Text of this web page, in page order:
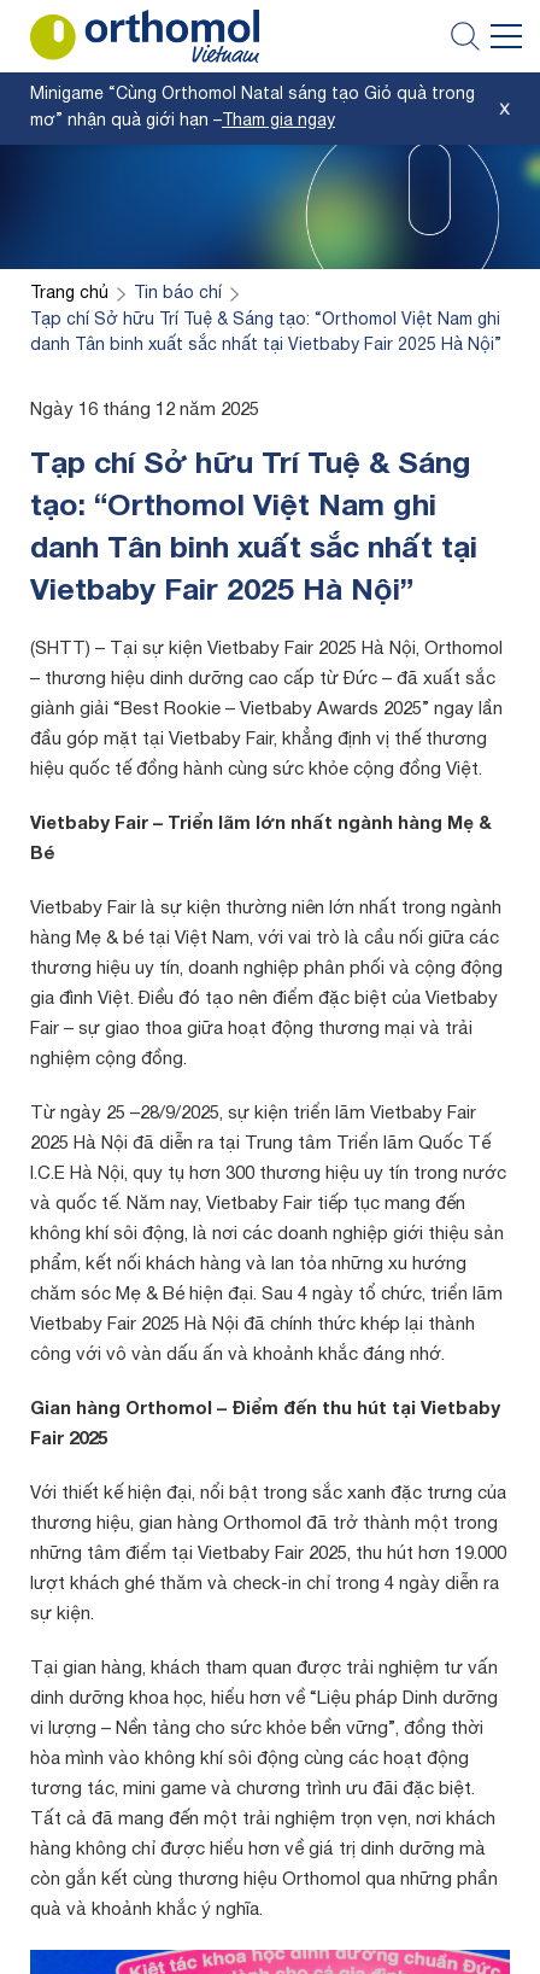
Minigame “Cùng Orthomol Natal sáng tạo Giỏ quà trong
mơ” nhận quà giới hạn – Tham gia ngay
Trang chủ
Tin báo chí
Tạp chí Sở hữu Trí Tuệ & Sáng tạo: “Orthomol Việt Nam ghi
danh Tân binh xuất sắc nhất tại Vietbaby Fair 2025 Hà Nội”
Ngày 16 tháng 12 năm 2025
Tạp chí Sở hữu Trí Tuệ & Sáng
tạo: “Orthomol Việt Nam ghi
danh Tân binh xuất sắc nhất tại
Vietbaby Fair 2025 Hà Nội”
(SHTT) – Tại sự kiện Vietbaby Fair 2025 Hà Nội, Orthomol
– thương hiệu dinh dưỡng cao cấp từ Đức – đã xuất sắc
giành giải “Best Rookie – Vietbaby Awards 2025” ngay lần
đầu góp mặt tại Vietbaby Fair, khẳng định vị thế thương
hiệu quốc tế đồng hành cùng sức khỏe cộng đồng Việt.
Vietbaby Fair – Triển lãm lớn nhất ngành hàng Mẹ &
Bé
Vietbaby Fair là sự kiện thường niên lớn nhất trong ngành
hàng Mẹ & bé tại Việt Nam, với vai trò là cầu nối giữa các
thương hiệu uy tín, doanh nghiệp phân phối và cộng động
gia đình Việt. Điều đó tạo nên điểm đặc biệt của Vietbaby
Fair – sự giao thoa giữa hoạt động thương mại và trải
nghiệm cộng đồng.
Từ ngày 25 –28/9/2025, sự kiện triển lãm Vietbaby Fair
2025 Hà Nội đã diễn ra tại Trung tâm Triển lãm Quốc Tế
I.C.E Hà Nội, quy tụ hơn 300 thương hiệu uy tín trong nước
và quốc tế. Năm nay, Vietbaby Fair tiếp tục mang đến
không khí sôi động, là nơi các doanh nghiệp giới thiệu sản
phẩm, kết nối khách hàng và lan tỏa những xu hướng
chăm sóc Mẹ & Bé hiện đại. Sau 4 ngày tổ chức, triển lãm
Vietbaby Fair 2025 Hà Nội đã chính thức khép lại thành
công với vô vàn dấu ấn và khoảnh khắc đáng nhớ.
Gian hàng Orthomol – Điểm đến thu hút tại Vietbaby
Fair 2025
Với thiết kế hiện đại, nổi bật trong sắc xanh đặc trưng của
thương hiệu, gian hàng Orthomol đã trở thành một trong
những tâm điểm tại Vietbaby Fair 2025, thu hút hơn 19.000
lượt khách ghé thăm và check-in chỉ trong 4 ngày diễn ra
sự kiện.
Tại gian hàng, khách tham quan được trải nghiệm tư vấn
dinh dưỡng khoa học, hiểu hơn về “Liệu pháp Dinh dưỡng
vi lượng – Nền tảng cho sức khỏe bền vững”, đồng thời
hòa mình vào không khí sôi động cùng các hoạt động
tương tác, mini game và chương trình ưu đãi đặc biệt.
Tất cả đã mang đến một trải nghiệm trọn vẹn, nơi khách
hàng không chỉ được hiểu hơn về giá trị dinh dưỡng mà
còn gắn kết cùng thương hiệu Orthomol qua những phần
quà và khoảnh khắc ý nghĩa.